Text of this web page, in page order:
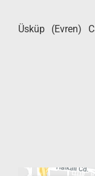
Üsküp (Evren)